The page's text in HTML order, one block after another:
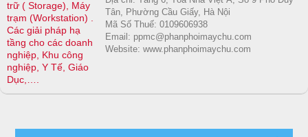
trữ ( Storage), Máy
trạm (Workstation) .
Các giải pháp hạ
tầng cho các doanh
nghiệp, Khu công
nghiệp, Y Tế, Giáo
Dục,….
Tân, Phường Cầu Giấy, Hà Nội
Mã Số Thuế: 0109606938
Email: ppmc@phanphoimaychu.com
Website: www.phanphoimaychu.com